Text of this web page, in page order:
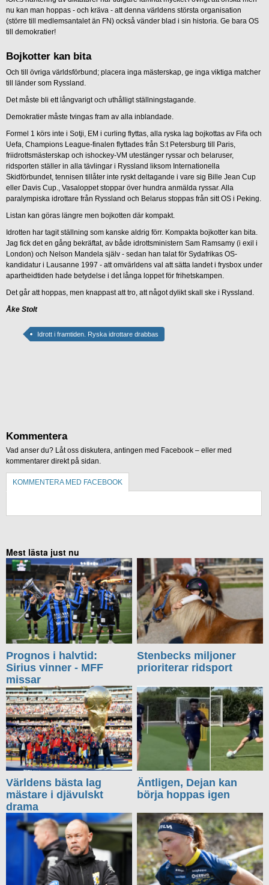
nu kan man hoppas - och kräva - att denna världens största organisation
(större till medlemsantalet än FN) också vänder blad i sin historia. Ge bara OS
till demokratier!
Bojkotter kan bita
Och till övriga världsförbund; placera inga mästerskap, ge inga viktiga matcher
till länder som Ryssland.
Det måste bli ett långvarigt och uthålligt ställningstagande.
Demokratier måste tvingas fram av alla inblandade.
Formel 1 körs inte i Sotji, EM i curling flyttas, alla ryska lag bojkottas av Fifa och
Uefa, Champions League-finalen flyttades från S:t Petersburg till Paris,
friidrottsmästerskap och ishockey-VM utestänger ryssar och belaruser,
ridsporten ställer in alla tävlingar i Ryssland liksom Internationella
Skidförbundet, tennisen tillåter inte ryskt deltagande i vare sig Bille Jean Cup
eller Davis Cup., Vasaloppet stoppar över hundra anmälda ryssar. Alla
paralympiska idrottare från Ryssland och Belarus stoppas från sitt OS i Peking.
Listan kan göras längre men bojkotten där kompakt.
Idrotten har tagit ställning som kanske aldrig förr. Kompakta bojkotter kan bita.
Jag fick det en gång bekräftat, av både idrottsministern Sam Ramsamy (i exil i
London) och Nelson Mandela själv - sedan han talat för Sydafrikas OS-
kandidatur i Lausanne 1997 - att omvärldens val att sätta landet i frysbox under
apartheidtiden hade betydelse i det långa loppet för frihetskampen.
Det går att hoppas, men knappast att tro, att något dylikt skall ske i Ryssland.
Åke Stolt
Idrott i framtiden. Ryska idrottare drabbas
Kommentera
Vad anser du? Låt oss diskutera, antingen med Facebook – eller med
kommentarer direkt på sidan.
KOMMENTERA MED FACEBOOK
Mest lästa just nu
Prognos i halvtid:
Sirius vinner - MFF
missar
Stenbecks miljoner
prioriterar ridsport
Världens bästa lag
mästare i djävulskt
drama
Äntligen, Dejan kan
börja hoppas igen